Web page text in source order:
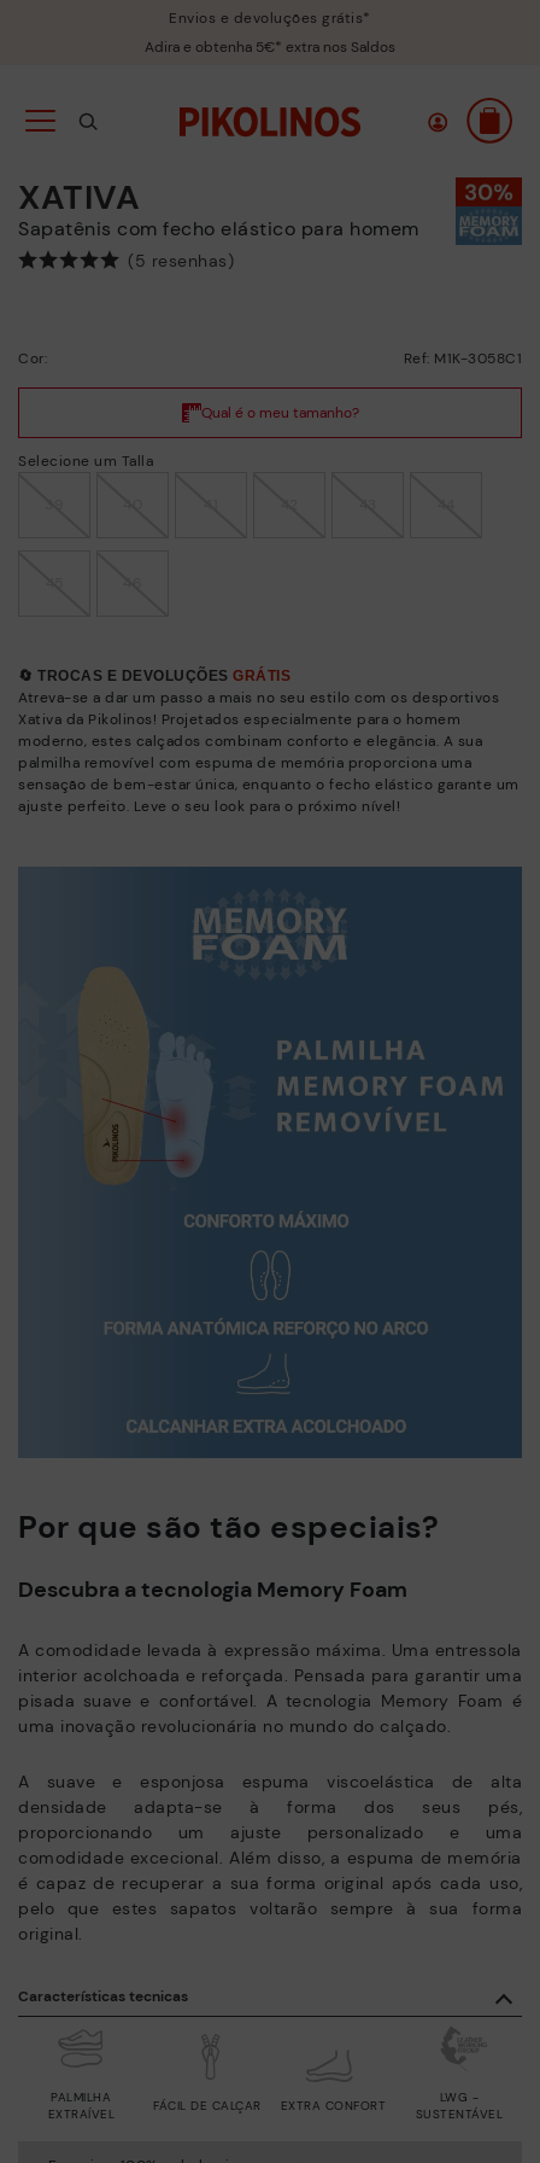
Envios e devoluções grátis*
Adira e obtenha 5€* extra nos Saldos
XATIVA
Sapatênis com fecho elástico para homem
(5 resenhas)
Cor: Ref: M1K-3058C1
Selecione um Talla
🔄 TROCAS E DEVOLUÇÕES GRÁTIS
Atreva-se a dar um passo a mais no seu estilo com os desportivos
Xativa da Pikolinos! Projetados especialmente para o homem
moderno, estes calçados combinam conforto e elegância. A sua
palmilha removível com espuma de memória proporciona uma
sensação de bem-estar única, enquanto o fecho elástico garante um
ajuste perfeito. Leve o seu look para o próximo nível!
Por que são tão especiais?
Descubra a tecnologia Memory Foam
A comodidade levada à expressão máxima. Uma entressola
interior acolchoada e reforçada. Pensada para garantir uma
pisada suave e confortável. A tecnologia Memory Foam é
uma inovação revolucionária no mundo do calçado.
A suave e esponjosa espuma viscoelástica de alta
densidade adapta-se à forma dos seus pés,
proporcionando um ajuste personalizado e uma
comodidade excecional. Além disso, a espuma de memória
é capaz de recuperar a sua forma original após cada uso,
pelo que estes sapatos voltarão sempre à sua forma
original.
Características tecnicas
PALMILHA
EXTRAÍVEL
FÁCIL DE CALÇAR EXTRA CONFORT
LWG -
SUSTENTÁVEL